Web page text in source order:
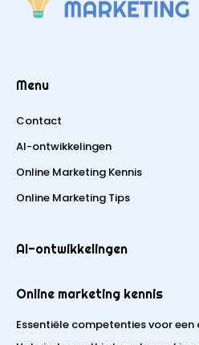
Menu
Contact
AI-ontwikkelingen
Online Marketing Kennis
Online Marketing Tips
AI-ontwikkelingen
Online marketing kennis
Essentiële competenties voor